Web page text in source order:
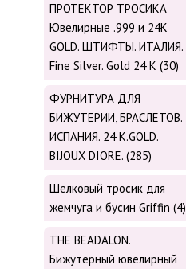
ПРОТЕКТОР ТРОСИКА
Ювелирные .999 и 24К
GOLD. ШТИФТЫ. ИТАЛИЯ.
Fine Silver. Gold 24 K (30)
ФУРНИТУРА ДЛЯ
БИЖУТЕРИИ, БРАСЛЕТОВ.
ИСПАНИЯ. 24 K.GOLD.
BIJOUX DIORE. (285)
Шелковый тросик для
жемчуга и бусин Griffin (4)
THE BEADALON.
Бижутерный ювелирный